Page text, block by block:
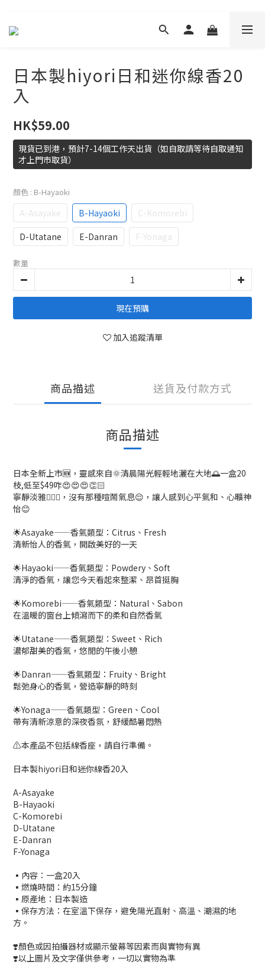
日本製hiyori日和迷你線香20
入
HK$59.00
現貨已到港，預計7-14個工作天出貨（如自取請等待自取通知
才上門市取貨）
顏色 : B-Hayaoki
A-Asayake B-Hayaoki
C-Komorebi
D-Utatane
E-Danran F-Yonaga
數量
現在預購
加入追蹤清單
商品描述 送貨及付款方式
商品描述
日本全新上市🆕，靈感來自🌞清晨陽光輕輕地灑在大地🌅一盒20
枝,低至$49咋😍😍😍👏🏻
寧靜淡雅🧘🏻‍♀️，沒有那種喧鬧氣息😌，讓人感到心平氣和、心曠神
怡😊
🌟Asayake——香氣類型：Citrus、Fresh
清新怡人的香氣，開啟美好的一天
🌟Hayaoki——香氣類型：Powdery、Soft
清淨的香氣，讓您今天看起來整潔、昂首挺胸
🌟Komorebi——香氣類型：Natural、Sabon
在溫暖的窗台上傾瀉而下的柔和自然香氣
🌟Utatane——香氣類型：Sweet、Rich
濃郁甜美的香氣，悠閒的午後小憩
🌟Danran——香氣類型：Fruity、Bright
鬆弛身心的香氣，營造寧靜的時刻
🌟Yonaga——香氣類型：Green、Cool
帶有清新涼意的深夜香氛，舒緩酷暑悶熱
⚠️本產品不包括線香座，請自行準備。
日本製hiyori日和迷你線香20入
A-Asayake
B-Hayaoki
C-Komorebi
D-Utatane
E-Danran
F-Yonaga
▪️內容：一盒20入
▪️燃燒時間：約15分鐘
▪️原產地：日本製造
▪️保存方法：在室溫下保存，避免陽光直射、高溫、潮濕的地
方。
❣️顏色或因拍攝器材或顯示螢幕等因素而與實物有異
❣️以上圖片及文字僅供參考，一切以實物為準